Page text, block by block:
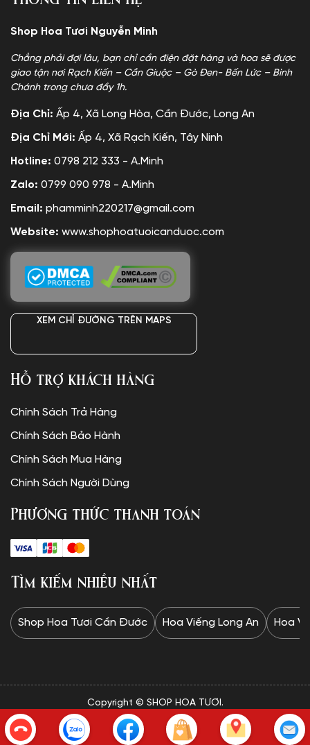
Shop Hoa Tươi Nguyễn Minh
Chẳng phải đợi lâu, bạn chỉ cần điện đặt hàng và hoa sẽ được
giao tận nơi Rạch Kiến – Cần Giuộc – Gò Đen- Bến Lức – Bình
Chánh trong chưa đầy 1h.
Địa Chỉ: Ấp 4, Xã Long Hòa, Cần Đước, Long An
Địa Chỉ Mới: Ấp 4, Xã Rạch Kiến, Tây Ninh
Hotline: 0798 212 333 - A.Minh
Zalo: 0799 090 978 - A.Minh
Email: phamminh220217@gmail.com
Website: www.shophoatuoicanduoc.com
XEM CHỈ ĐƯỜNG TRÊN MAPS
Hỗ trợ khách hàng
Chính Sách Trả Hàng
Chính Sách Bảo Hành
Chính Sách Mua Hàng
Chính Sách Người Dùng
Phương thức thanh toán
Tìm kiếm nhiều nhất
Shop Hoa Tươi Cần Đước Hoa Viếng Long An Hoa
Copyright © SHOP HOA TƯƠI.
✦Website được thiết kế và vận hành bởi Minh Trí: 0328 732
834✦